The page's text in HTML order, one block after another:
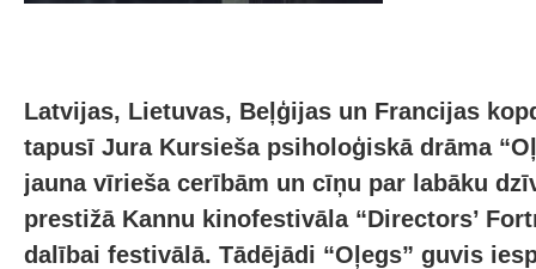
Latvijas, Lietuvas, Beļģijas un Francijas
tapusī Jura Kursieša psiholoģiskā drāma
jauna vīrieša cerībām un cīņu par labāku
prestižā Kannu kinofestivāla “Directors’
dalībai festivālā. Tādējādi “Oļegs” guvis